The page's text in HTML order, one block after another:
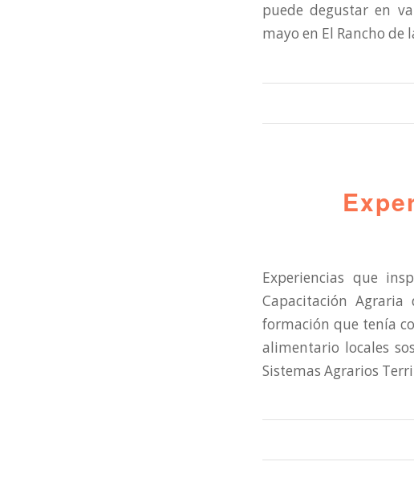
puede degustar en
mayo en El Rancho de
Experiencias que
Capacitación
formación que tenía
alimentario locales
Sistemas Agrarios